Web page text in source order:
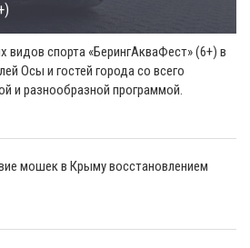
видов спорта «БерингАкваФест» (6+) в
Осы и гостей города со всего
и разнообразной программой.
мошек в Крыму восстановлением